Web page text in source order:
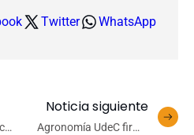
Twitter WhatsApp
Noticia siguiente
Agronomía UdeC firma